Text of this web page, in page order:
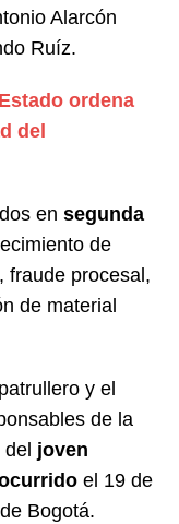
Alarcón
Ruíz.
ordena
del
en segunda
de
fraude procesal,
de material
y el
de la
joven
el 19 de
Bogotá.